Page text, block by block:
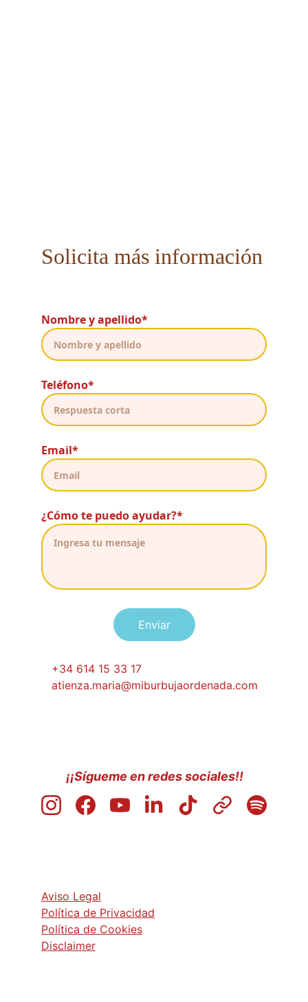
Nombre y apellido*
Teléfono*
Email*
¿Cómo te puedo ayudar?*
Enviar
Solicita más información
+34 614 15 33 17
atienza.maria@miburbujaordenada.com
Aviso Legal
Política de Privacidad
Política de Cookies
Disclaimer
¡¡Sígueme en redes sociales!!